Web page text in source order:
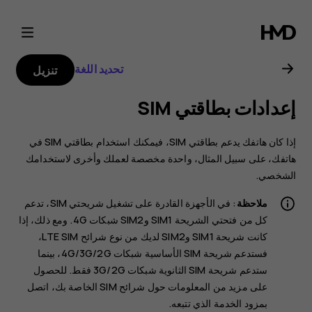
دليل
مستخدم
هاتف
Nokia
2.1
تحديد اللغة تنزيل
إعدادات بطاقتي SIM
‏‫إذا كان هاتفك يدعم بطاقتي SIM، فيمكنك استخدام بطاقتي SIM في
هاتفك، على سبيل المثال، واحدة مخصصة لعملك وأخرى لاستخدامك
الشخصي.
ملاحظة
: في الأجهزة القادرة على تشغيل شريحتي SIM، تدعم
كل من فتحتي الشريحة SIM1 وSIM2 شبكات 4G. ومع ذلك، إذا
كانت شريحة SIM1 وSIM2 لديك من نوع شرائح LTE SIM،
فستدعم شريحة SIM الأساسية شبكات 4G/3G/2G، بينما
ستدعم شريحة SIM الثانوية شبكات 3G/2G فقط. للحصول
على مزيد من المعلومات حول شرائح SIM الخاصة بك، اتصل
بمزود الخدمة الذي تتبعه.